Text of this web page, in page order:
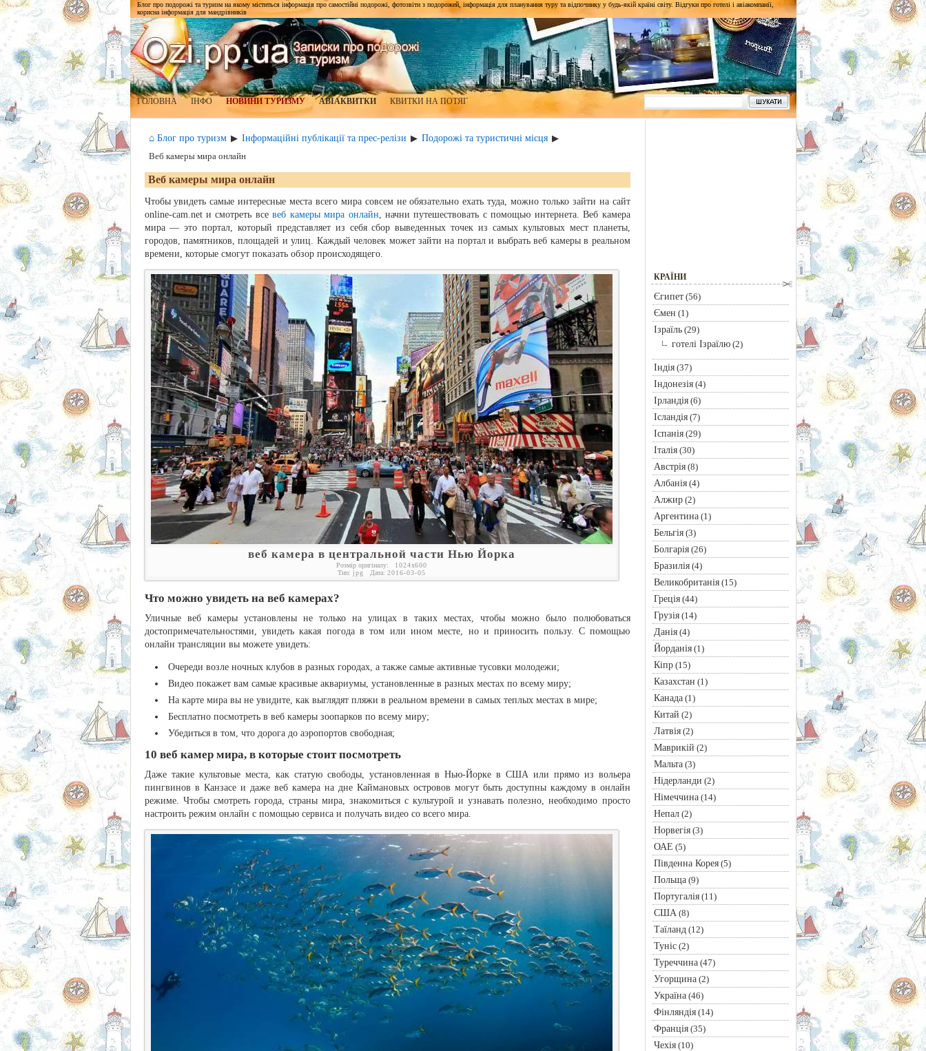
Блог про подорожі та туризм на якому міститься інформація про самостійні подорожі, фотозвіти з подорожей, інформація для планування туру та відпочинку у будь-якій країні світу. Відгуки про готелі і авіакомпанії,
корисна інформація для мандрівників
ГОЛОВНА ІНФО НОВИНИ ТУРИЗМУ АВІАКВИТКИ КВИТКИ НА ПОТЯГ
⌂ Блог про туризм ▶ Інформаційні публікації та прес-релізи ▶ Подорожі та туристичні місця ▶
Веб камеры мира онлайн
Веб камеры мира онлайн
Чтобы увидеть самые интересные места всего мира совсем не обязательно ехать туда, можно только зайти на сайт
online-cam.net и смотреть всевеб камеры мира онлайн, начни путешествовать с помощью интернета. Веб камера
мира — это портал, который представляет из себя сбор выведенных точек из самых культовых мест планеты,
городов, памятников, площадей и улиц. Каждый человек может зайти на портал и выбрать веб камеры в реальном
времени, которые смогут показать обзор происходящего.
веб камера в центральной части Нью Йорка
Розмір оригіналу: 1024x600
Тип: jpg Дата: 2016-03-05
Что можно увидеть на веб камерах?
Уличные веб камеры установлены не только на улицах в таких местах, чтобы можно было полюбоваться
достопримечательностями, увидеть какая погода в том или ином месте, но и приносить пользу. С помощью
онлайн трансляции вы можете увидеть:
Очереди возле ночных клубов в разных городах, а также самые активные тусовки молодежи;
Видео покажет вам самые красивые аквариумы, установленные в разных местах по всему миру;
На карте мира вы не увидите, как выглядят пляжи в реальном времени в самых теплых местах в мире;
Бесплатно посмотреть в веб камеры зоопарков по всему миру;
Убедиться в том, что дорога до аэропортов свободная;
10 веб камер мира, в которые стоит посмотреть
Даже такие культовые места, как статую свободы, установленная в Нью-Йорке в США или прямо из вольера
пингвинов в Канзасе и даже веб камера на дне Каймановых островов могут быть доступны каждому в онлайн
режиме. Чтобы смотреть города, страны мира, знакомиться с культурой и узнавать полезно, необходимо просто
настроить режим онлайн с помощью сервиса и получать видео со всего мира.
КРАЇНИ
Єгипет(56)
Ємен (1)
Ізраїль(29)
готелі Ізраїлю(2)
Індія(37)
Індонезія(4)
Ірландія(6)
Ісландія(7)
Іспанія(29)
Італія(30)
Австрія(8)
Албанія(4)
Алжир(2)
Аргентина(1)
Бельгія(3)
Болгарія(26)
Бразилія(4)
Великобританія(15)
Греція(44)
Грузія(14)
Данія(4)
Йорданія(1)
Кіпр(15)
Казахстан (1)
Канада(1)
Китай (2)
Латвія(2)
Маврикій (2)
Мальта(3)
Нідерланди (2)
Німеччина(14)
Непал(2)
Норвегія(3)
ОАЕ (5)
Південна Корея(5)
Польща(9)
Португалія(11)
США(8)
Таїланд(12)
Туніс(2)
Туреччина(47)
Угорщина(2)
Україна(46)
Фінляндія(14)
Франція(35)
Чехія(10)